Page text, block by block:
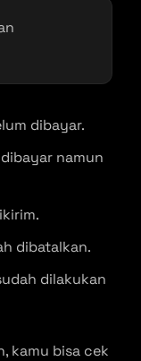
dibayar.
namun
dibatalkan.
dilakukan
kamu bisa cek